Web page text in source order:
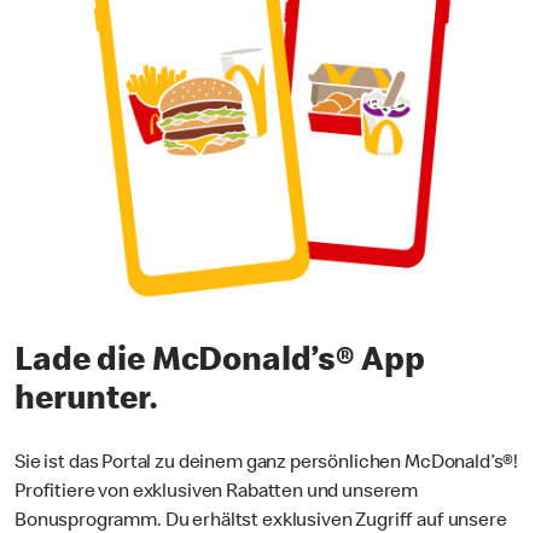
Lade die McDonald’s® App
herunter.
Sie ist das Portal zu deinem ganz persönlichen McDonald’s®!
Profitiere von exklusiven Rabatten und unserem
Bonusprogramm. Du erhältst exklusiven Zugriff auf unsere